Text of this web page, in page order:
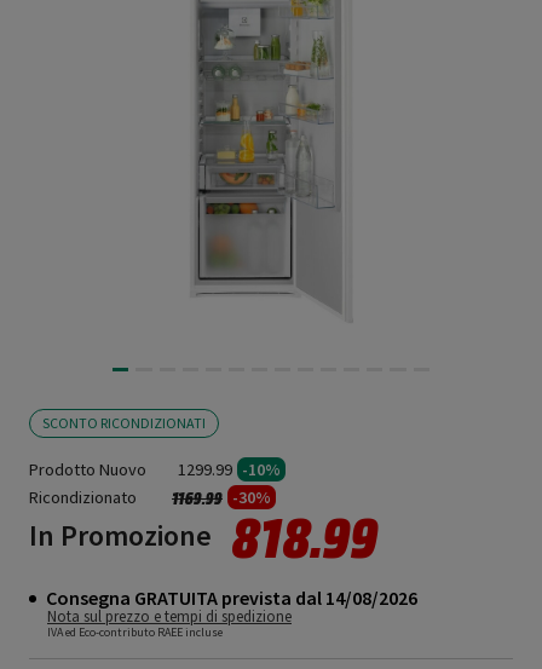
SCONTO RICONDIZIONATI
Prodotto Nuovo 1299.99 -10%
Ricondizionato
Prezzo ridotto da
1169.99a -30%
In Promozione 818.99
Consegna GRATUITA prevista dal 14/08/2026
Nota sul prezzo e tempi di spedizione
IVA ed Eco-contributo RAEE incluse